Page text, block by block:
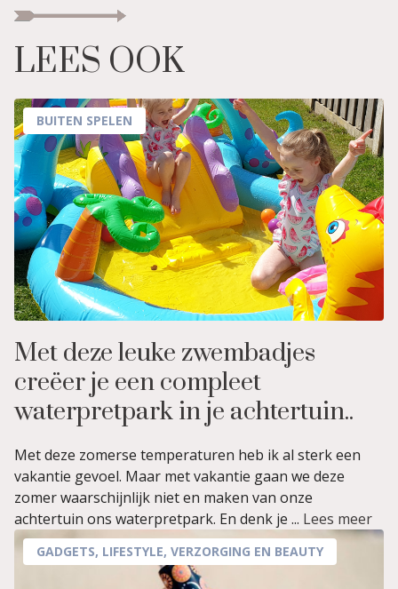
LEES OOK
BUITEN SPELEN
Met deze leuke zwembadjes
creëer je een compleet
waterpretpark in je achtertuin..
Met deze zomerse temperaturen heb ik al sterk een
vakantie gevoel. Maar met vakantie gaan we deze
zomer waarschijnlijk niet en maken van onze
achtertuin ons waterpretpark. En denk je ... Lees meer
GADGETS, LIFESTYLE, VERZORGING EN BEAUTY